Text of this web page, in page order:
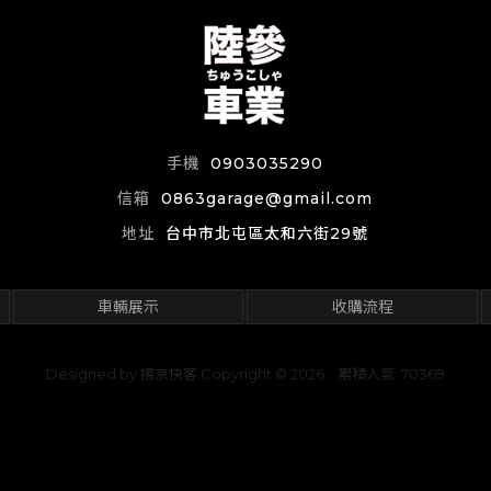
0903035290
0863garage@gmail.com
台中市北屯區太和六街29號
車輛展示 收購流程
Designed by 揚京快客 Copyright © 2026 累積人氣: 70369